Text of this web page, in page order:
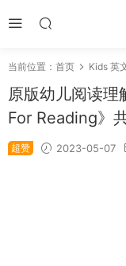
当前位置： 首页 Kids 英
原版幼儿阅读
For Reading》
超赞 2023-05-07